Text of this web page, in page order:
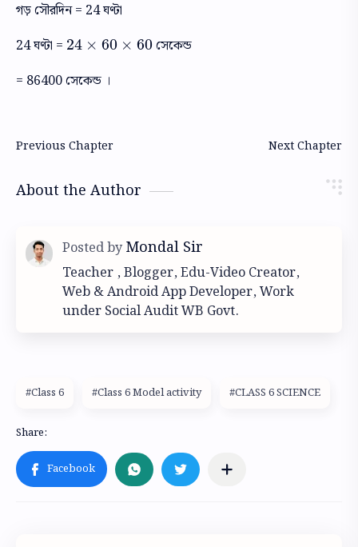
গড় সৌরদিন = 24 ঘণ্টা
24 ঘণ্টা = 24 × 60 × 60
24× 60×60
সেকেন্ড
= 86400 সেকেন্ড ।
About the Author
Teacher , Blogger, Edu-Video Creator,
Web & Android App Developer, Work
under Social Audit WB Govt.
#Class 6 #Class 6 Model activity #CLASS 6 SCIENCE